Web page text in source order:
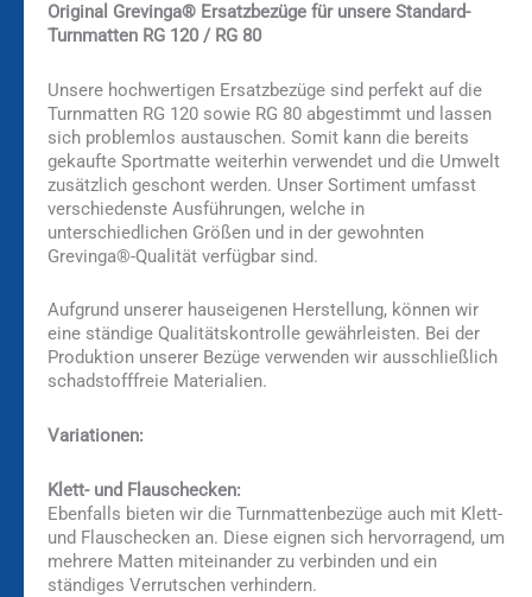
Original Grevinga® Ersatzbezüge für unsere Standard-
Turnmatten RG 120 / RG 80
Unsere hochwertigen Ersatzbezüge sind perfekt auf die
Turnmatten RG 120 sowie RG 80 abgestimmt und lassen
sich problemlos austauschen. Somit kann die bereits
gekaufte Sportmatte weiterhin verwendet und die Umwelt
zusätzlich geschont werden. Unser Sortiment umfasst
verschiedenste Ausführungen, welche in
unterschiedlichen Größen und in der gewohnten
Grevinga®-Qualität verfügbar sind.
Aufgrund unserer hauseigenen Herstellung, können wir
eine ständige Qualitätskontrolle gewährleisten. Bei der
Produktion unserer Bezüge verwenden wir ausschließlich
schadstofffreie Materialien.
Variationen:
Klett- und Flauschecken:
Ebenfalls bieten wir die Turnmattenbezüge auch mit Klett-
und Flauschecken an. Diese eignen sich hervorragend, um
mehrere Matten miteinander zu verbinden und ein
ständiges Verrutschen verhindern.